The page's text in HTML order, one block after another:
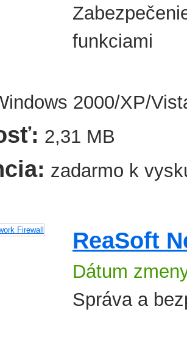
funkciami
2000/XP/
2,31 MB
zadarmo k
ReaSoft
Dátum
Správa a